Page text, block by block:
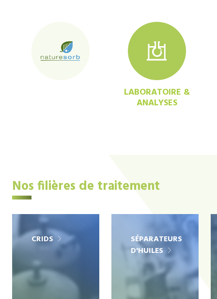
LABORATOIRE &
ANALYSES
Nos filières de traitement
CRIDS
SÉPARATEURS
D'HUILES